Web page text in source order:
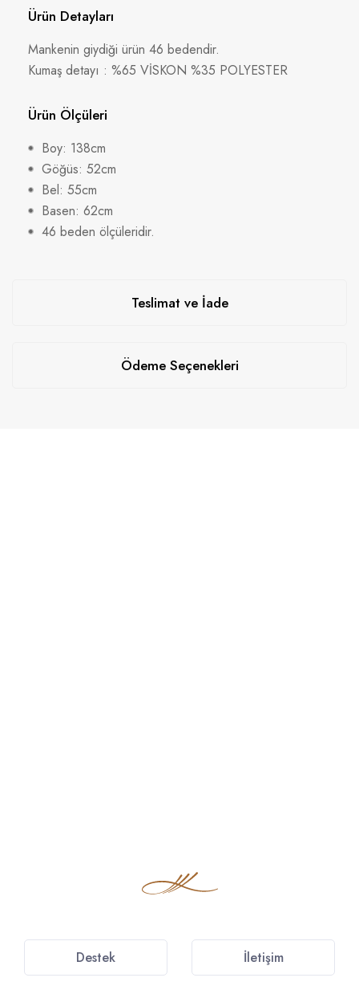
Ürün Detayları
Mankenin giydiği ürün 46 bedendir.
Kumaş detayı : %65 VİSKON %35 POLYESTER
Ürün Ölçüleri
Boy: 138cm
Göğüs: 52cm
Bel: 55cm
Basen: 62cm
46 beden ölçüleridir.
Teslimat ve İade
Ödeme Seçenekleri
Destek İletişim